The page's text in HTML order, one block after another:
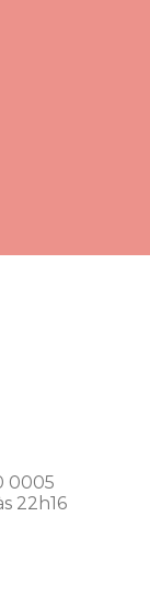
0005
22h16